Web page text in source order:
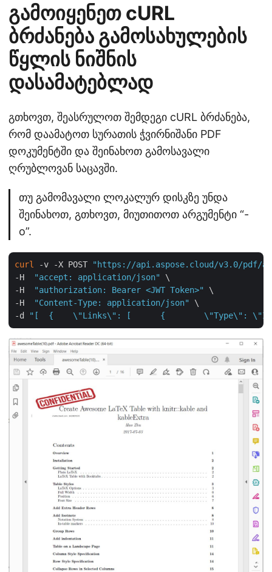
გამოიყენეთ cURL
ბრძანება გამოსახულების
წყლის ნიშნის
დასამატებლად
გთხოვთ, შეასრულოთ შემდეგი cURL ბრძანება,
რომ დაამატოთ სურათის ჭვირნიშანი PDF
დოკუმენტში და შეინახოთ გამოსავალი
ღრუბლოვან საცავში.
თუ გამომავალი ლოკალურ დისკზე უნდა
შეინახოთ, გთხოვთ, მიუთითოთ არგუმენტი “-
o”.
curl -v -X POST
"https://api.aspose.cloud/v3.0/pdf/
-H
"accept: application/json"
\
-H
"authorization: Bearer <JWT Token>"
\
-H
"Content-Type: application/json"
\
-d
"[  {    \"Links\": [      {        \"Type\":